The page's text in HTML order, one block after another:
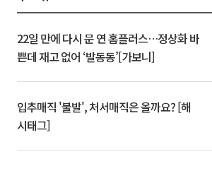
22일 만에 다시 문 연 홈플러스…정상화 바
쁜데 재고 없어 ‘발동동’[가보니]
입추매직 '불발', 처서매직은 올까요? [해
시태그]